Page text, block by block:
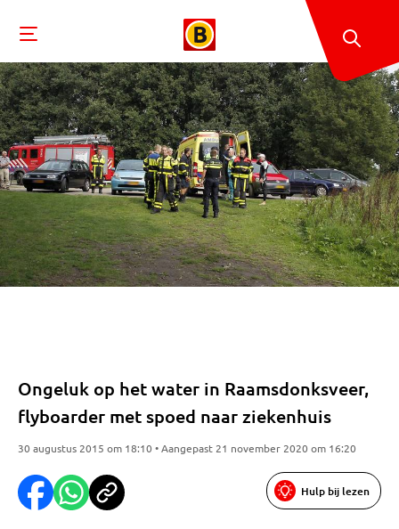
Ongeluk op het water in Raamsdonksveer,
flyboarder met spoed naar ziekenhuis
30 augustus 2015 om 18:10 • Aangepast 21 november 2020 om 16:20
Hulp bij lezen